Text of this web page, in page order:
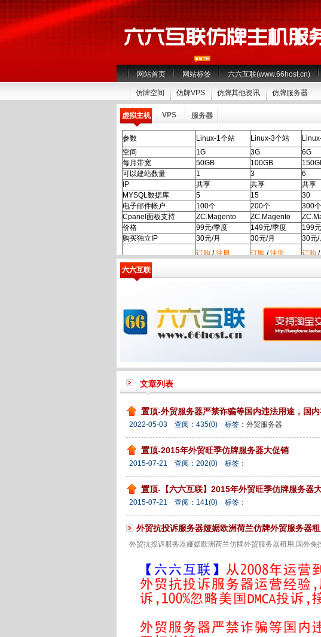
网站首页 网站标签 六六互联(www.66host.cn)
仿牌空间 仿牌VPS 仿牌其他资讯 仿牌服务器
虚拟主机 VPS 服务器
参数 Linux-1个站 Linux-3个站
空间
1G 3G 6G
每月带宽
50GB 100GB
可以建站数量
1 3 6
IP
共享 共享 共享
MYSQL数据库
5 15 30
电子邮件帐户
100个 200个 300个
Cpanel面板支持
ZC.Magento ZC.Magento
价格
99元/季度 149元/季度 199
购买独立IP
30元/月 30元/月 30元/
订购/注册 订购/注册 订购/
六六互联
文章列表
置顶-外贸服务器严禁诈骗等国内违法用途，国内
2022-05-03 查阅： 435(0) 标签： 外贸服务器
置顶-2015年外贸旺季仿牌服务器大促销
2015-07-21 查阅： 202(0) 标签：
置顶-【六六互联】2015年外贸旺季仿牌服务器
2015-07-21 查阅： 141(0) 标签：
外贸抗投诉服务器娅婮欧洲荷兰仿牌外贸服务器
外贸抗投诉服务器娅婮欧洲荷兰仿牌外贸服务器租用,国外